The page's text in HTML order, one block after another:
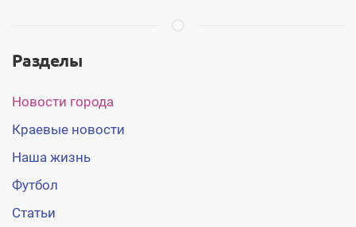
Разделы
Новости города
Краевые новости
Наша жизнь
Футбол
Статьи